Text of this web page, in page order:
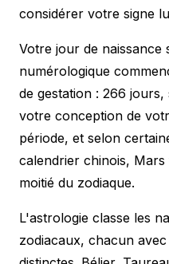
considérer votre signe
Votre jour de naissance
numérologique
de gestation : 266
votre conception de
période, et selon
calendrier chinois, Mars
moitié du zodiaque.
L'astrologie classe les
zodiacaux, chacun